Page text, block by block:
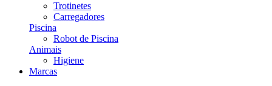
Trotinetes
Carregadores
Piscina
Robot de Piscina
Animais
Higiene
Marcas